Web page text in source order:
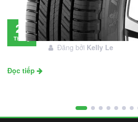
28
Tháng
Đánh giá lốp Michelin
đầu tư không?
Đăng bởi Kelly Le
Đọc tiếp